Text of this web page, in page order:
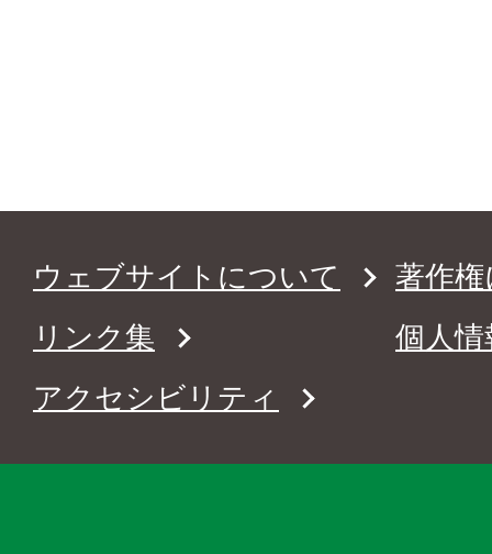
ウェブサイトについて
著作
リンク集
個人
アクセシビリティ